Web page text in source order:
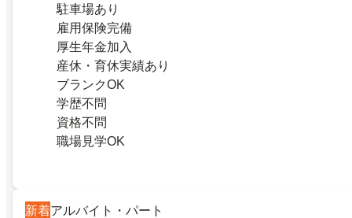
駐車場あり
雇用保険完備
厚生年金加入
産休・育休実績あり
ブランクOK
学歴不問
資格不問
職場見学OK
新着アルバイト・パート